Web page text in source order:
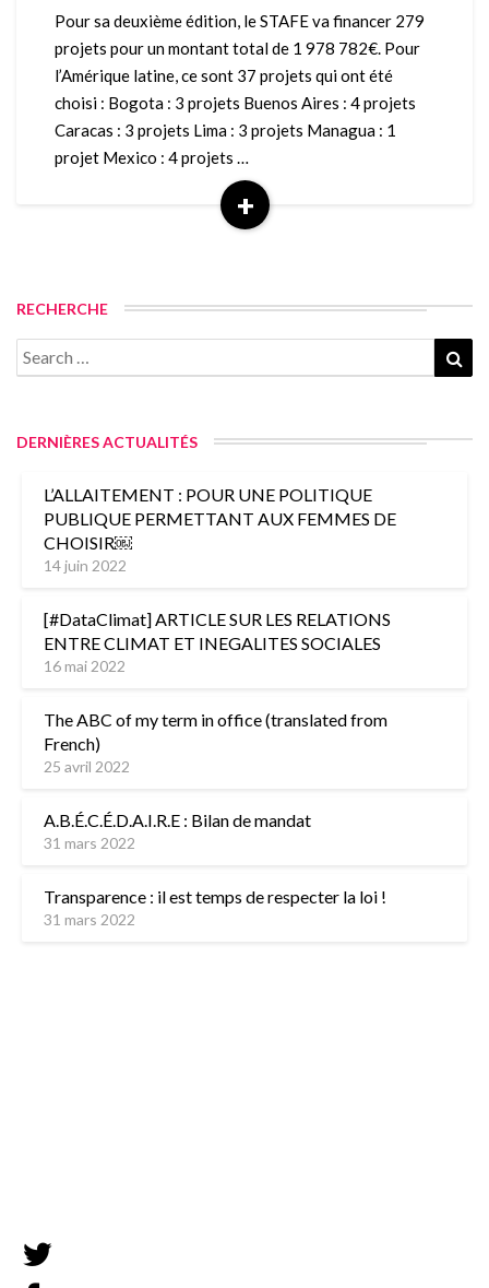
associatif
français
de
l’étranger
–
Bilan
Pour sa deuxième édition, le STAFE va financer 279
projets pour un montant total de 1 978 782€. Pour
l’Amérique latine, ce sont 37 projets qui ont été
choisi : Bogota : 3 projets Buenos Aires : 4 projets
Caracas : 3 projets Lima : 3 projets Managua : 1
projet Mexico : 4 projets …
+
Read
RECHERCHE
Search
for:
DERNIÈRES ACTUALITÉS
L’ALLAITEMENT : POUR UNE POLITIQUE
PUBLIQUE PERMETTANT AUX FEMMES DE
CHOISIR￼
14 juin 2022
[#DataClimat] ARTICLE SUR LES RELATIONS
ENTRE CLIMAT ET INEGALITES SOCIALES
16 mai 2022
The ABC of my term in office (translated from
French)
25 avril 2022
A.B.É.C.É.D.A.I.R.E : Bilan de mandat
31 mars 2022
Transparence : il est temps de respecter la loi !
31 mars 2022